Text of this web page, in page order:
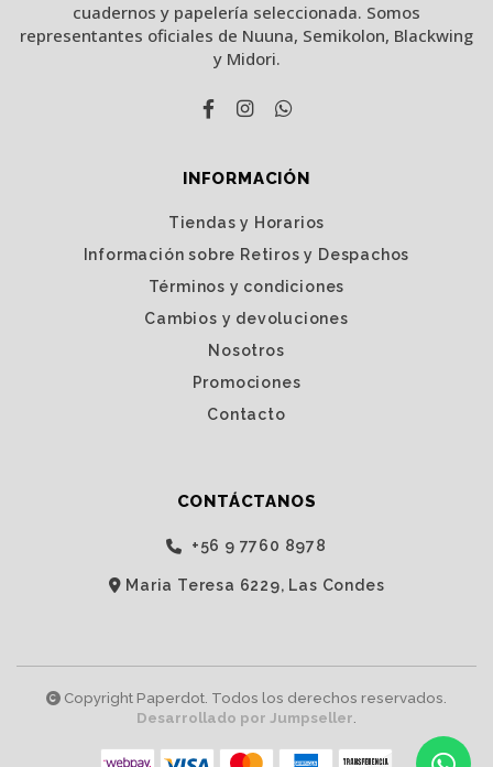
cuadernos y papelería seleccionada. Somos
representantes oficiales de Nuuna, Semikolon, Blackwing
y Midori.
INFORMACIÓN
Tiendas y Horarios
Información sobre Retiros y Despachos
Términos y condiciones
Cambios y devoluciones
Nosotros
Promociones
Contacto
CONTÁCTANOS
‭+56 9 7760 8978‬
Maria Teresa 6229, Las Condes
Copyright Paperdot. Todos los derechos reservados.
Desarrollado por Jumpseller.